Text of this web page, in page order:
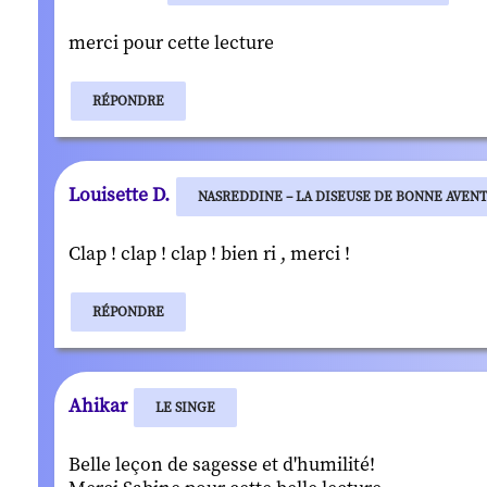
merci pour cette lecture
RÉPONDRE
Louisette D. NASREDDINE – LA DISEUSE DE BONNE
Clap ! clap ! clap ! bien ri , merci !
RÉPONDRE
Ahikar LE SINGE
Belle leçon de sagesse et d'humilité!